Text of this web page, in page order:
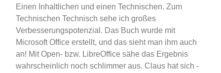
Einen Inhaltlichen und einen Technischen. Zum
Technischen Technisch sehe ich großes
Verbesserungspotenzial. Das Buch wurde mit
Microsoft Office erstellt, und das sieht man ihm auch
an! Mit Open- bzw. LibreOffice sähe das Ergebnis
wahrscheinlich noch schlimmer aus. Claus hat sich -